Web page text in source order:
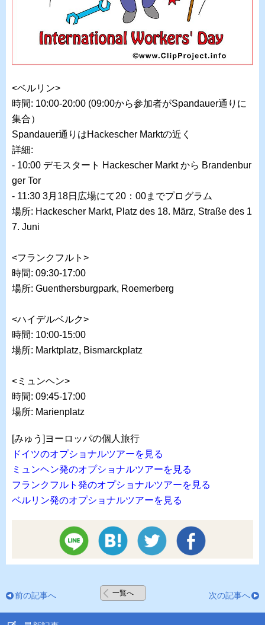
<ベルリン>
時間: 10:00-20:00 (09:00から参加者がSpandauer通りに
集合）
Spandauer通りはHackescher Marktの近く
詳細:
- 10:00 デモスタート Hackescher Markt から Brandenbur
ger Tor
- 11:30 3月18日広場にて20：00までプログラム
場所: Hackescher Markt, Platz des 18. März, Straße des 1
7. Juni
<フランクフルト>
時間: 09:30-17:00
場所: Guenthersburgpark, Roemerberg
<ハイデルベルク>
時間: 10:00-15:00
場所: Marktplatz, Bismarckplatz
<ミュンヘン>
時間: 09:45-17:00
場所: Marienplatz
[みゅう]ヨーロッパの個人旅行
ドイツのオプショナルツアーを見る
ミュンヘン発のオプショナルツアーを見る
フランクフルト発のオプショナルツアーを見る
ベルリン発のオプショナルツアーを見る
前の記事へ 一覧へ 次の記事へ